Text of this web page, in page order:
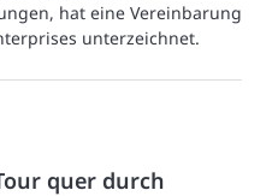
hat eine Vereinbarung
unterzeichnet.
quer durch